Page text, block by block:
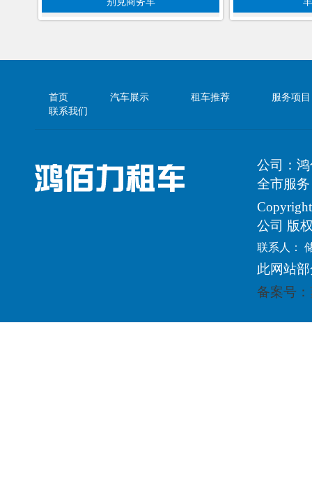
首页 汽车展示 租车推荐
服务项目
联系我们
公司：
全市服务
公司 版
联系人：
此网站
备案号：